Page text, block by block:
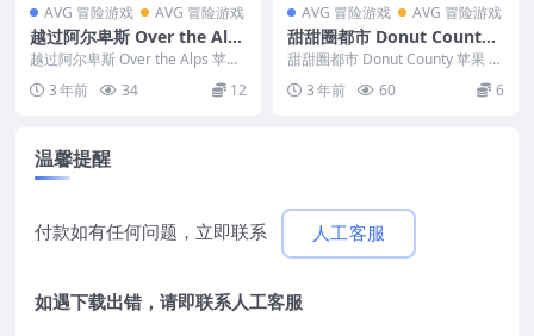
AVG 冒险游戏 AVG 冒险游戏
越过阿尔卑斯 Over the Alps
苹果 MAC电脑游戏 原生中文
版
越过阿尔卑斯 Over the Alps 苹果
MAC电脑游戏 原生中文版 &n...
3 年前 34 12
AVG 冒险游戏 AVG 冒险游戏
甜甜圈都市 Donut County
苹果 MAC电脑游戏 原生中文
版
甜甜圈都市 Donut County 苹果 M
AC电脑游戏 原生中文版 &nbs...
3 年前 60 6
温馨提醒
付款如有任何问题，立即联系 人工客服
如遇下载出错，请即联系人工客服